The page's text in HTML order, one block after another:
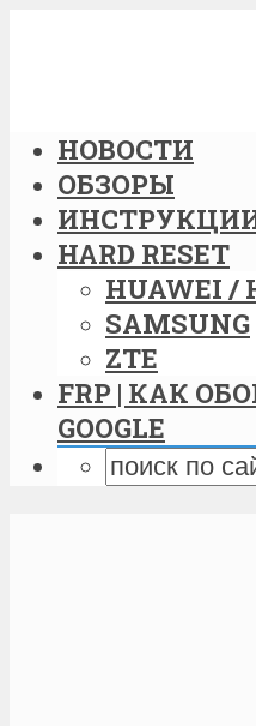
НОВОСТИ
ОБЗОРЫ
ИНСТРУКЦИИ
HARD RESET
HUAWEI /
SAMSUNG
ZTE
FRP | КАК
GOOGLE